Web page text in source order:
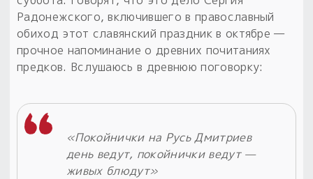
Радонежского, включившего в православный
обиход этот славянский праздник в октябре —
прочное напоминание о древних почитаниях
предков. Вслушаюсь в древнюю поговорку:
«Покойнички на Русь Дмитриев
день ведут, покойнички ведут —
живых блюдут»